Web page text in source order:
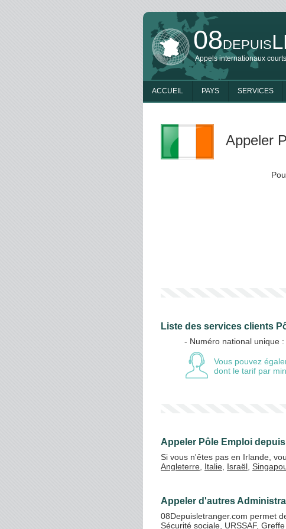
08DEPUIS
Appels internationaux
ACCUEIL PAYS SERVICES
Appeler
Liste des services clients
- Numéro national unique :
Vous pouvez
dont le tarif par
Appeler Pôle Emploi
Si vous n'êtes pas en Irlande,
Angleterre Italie Israël
Appeler d'autres
08Depuisletranger.com permet
Sécurité sociale URSSAF,